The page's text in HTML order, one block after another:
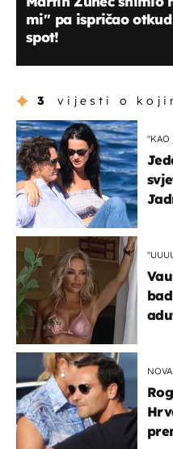
mi'' pa ispričao
spot!
3 vijesti o
"KAO